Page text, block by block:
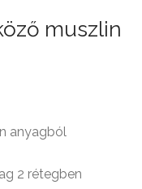
muszlin
anyagból
2 rétegben